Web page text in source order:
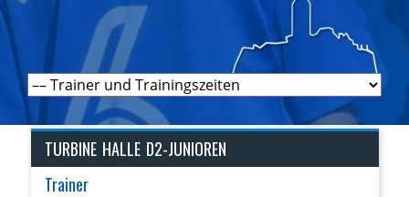
TURBINE HALLE D2-JUNIOREN
Trainer